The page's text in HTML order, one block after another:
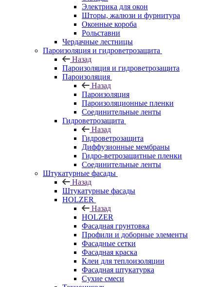
Электрика для окон
Шторы, жалюзи и фурнитура
Оконные короба
Рольставни
Чердачные лестницы
Пароизоляция и гидроветрозащита
Назад
Пароизоляция и гидроветрозащита
Пароизоляция
Назад
Пароизоляция
Пароизоляционные пленки
Соединительные ленты
Гидроветрозащита
Назад
Гидроветрозащита
Диффузионные мембраны
Гидро-ветрозащитные пленки
Соединительные ленты
Штукатурные фасады
Назад
Штукатурные фасады
HOLZER
Назад
HOLZER
Фасадная грунтовка
Профили и доборные элементы
Фасадные сетки
Фасадная краска
Клеи для теплоизоляции
Фасадная штукатурка
Сухие смеси